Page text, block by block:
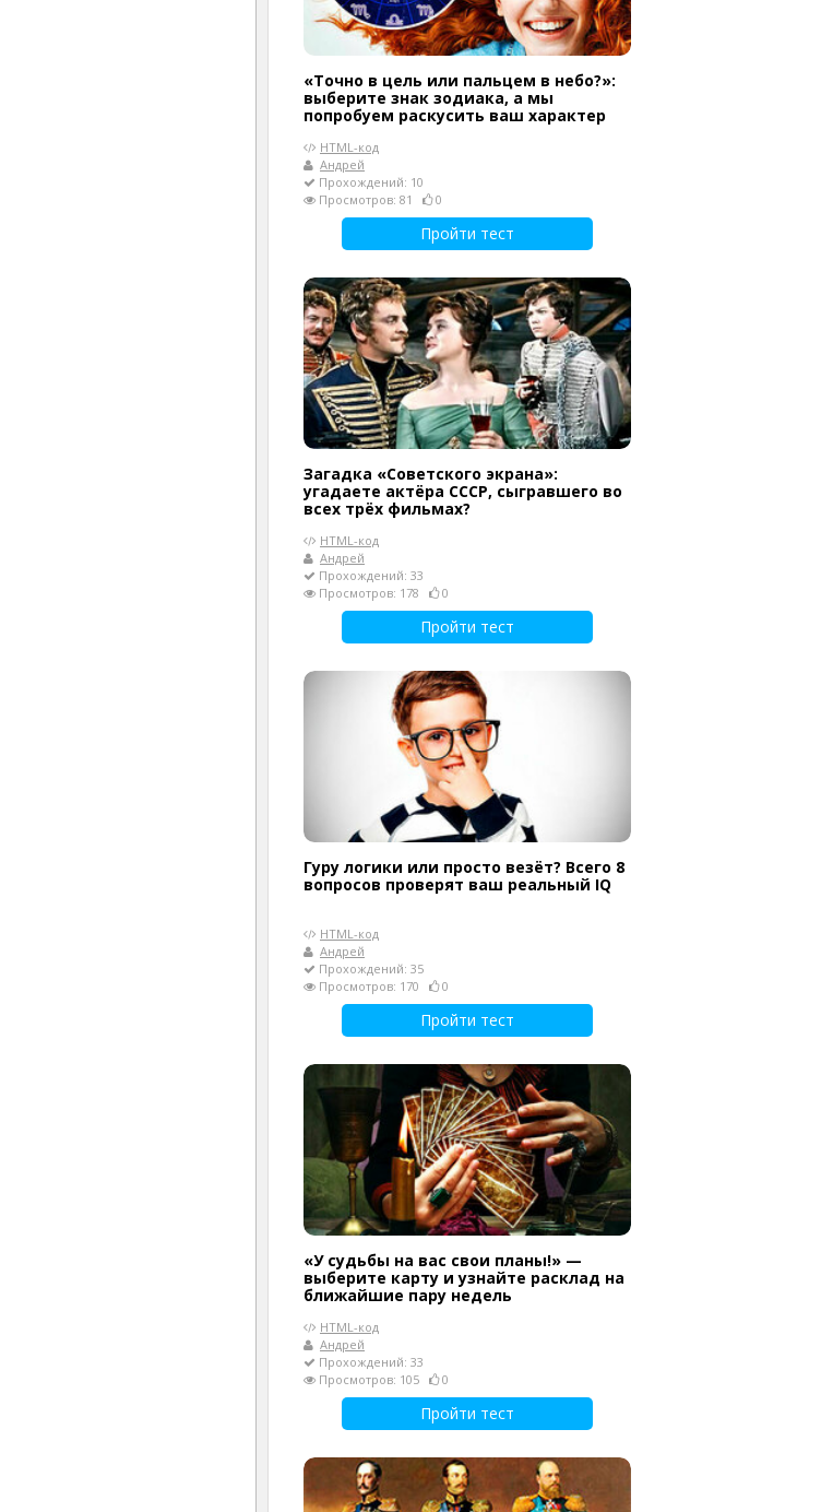
«Точно в цель или пальцем в небо?»:
выберите знак зодиака, а мы
попробуем раскусить ваш характер
HTML-код
Андрей
Прохождений: 10
Просмотров: 81
0
Пройти тест
Загадка «Советского экрана»:
угадаете актёра СССР, сыгравшего во
всех трёх фильмах?
HTML-код
Андрей
Прохождений: 33
Просмотров: 178
0
Пройти тест
Гуру логики или просто везёт? Всего 8
вопросов проверят ваш реальный IQ
HTML-код
Андрей
Прохождений: 35
Просмотров: 170
0
Пройти тест
«У судьбы на вас свои планы!» —
выберите карту и узнайте расклад на
ближайшие пару недель
HTML-код
Андрей
Прохождений: 33
Просмотров: 105
0
Пройти тест